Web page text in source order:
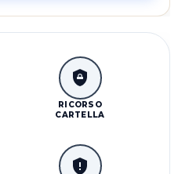
RICORSO
CARTELLA